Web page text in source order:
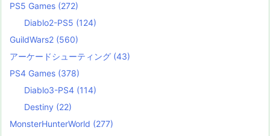
PS5 Games (272)
Diablo2-PS5 (124)
GuildWars2 (560)
アーケードシューティング (43)
PS4 Games (378)
Diablo3-PS4 (114)
Destiny (22)
MonsterHunterWorld (277)